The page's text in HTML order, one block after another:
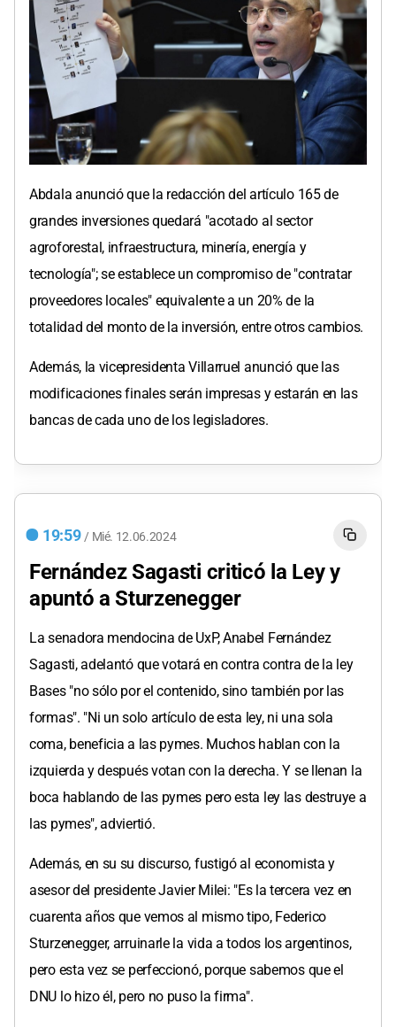
Abdala anunció que la redacción del artículo 165 de
grandes inversiones quedará "acotado al sector
agroforestal, infraestructura, minería, energía y
tecnología"; se establece un compromiso de "contratar
proveedores locales" equivalente a un 20% de la
totalidad del monto de la inversión, entre otros cambios.
Además, la vicepresidenta Villarruel anunció que las
modificaciones finales serán impresas y estarán en las
bancas de cada uno de los legisladores.
19:59 / Mié. 12.06.2024
Fernández Sagasti criticó la Ley y
apuntó a Sturzenegger
La senadora mendocina de UxP, Anabel Fernández
Sagasti, adelantó que votará en contra contra de la ley
Bases "no sólo por el contenido, sino también por las
formas". "Ni un solo artículo de esta ley, ni una sola
coma, beneficia a las pymes. Muchos hablan con la
izquierda y después votan con la derecha. Y se llenan la
boca hablando de las pymes pero esta ley las destruye a
las pymes", adviertió.
Además, en su su discurso, fustigó al economista y
asesor del presidente Javier Milei: "Es la tercera vez en
cuarenta años que vemos al mismo tipo, Federico
Sturzenegger, arruinarle la vida a todos los argentinos,
pero esta vez se perfeccionó, porque sabemos que el
DNU lo hizo él, pero no puso la firma".